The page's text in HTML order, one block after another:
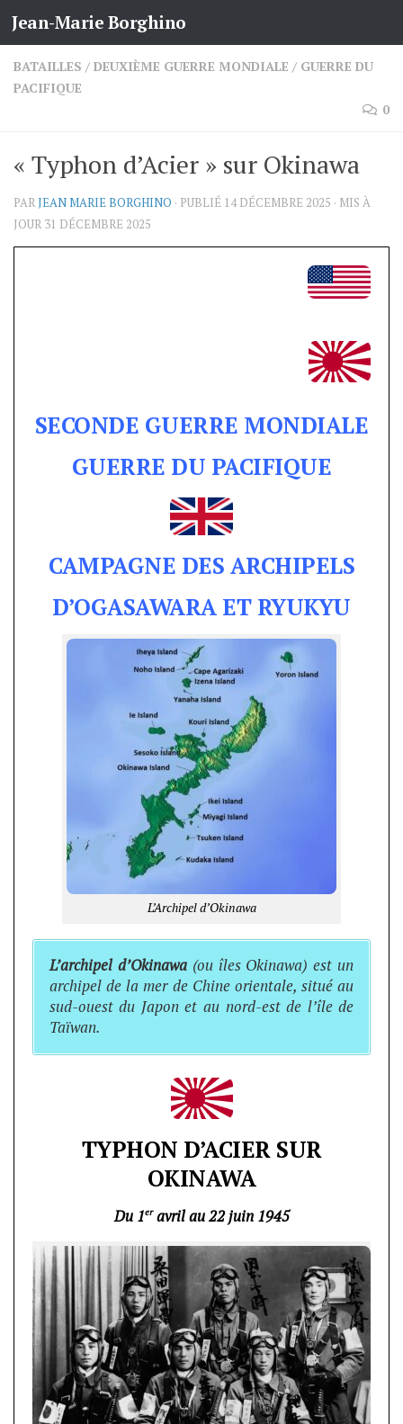
Skip to content
Jean-Marie Borghino
BATAILLES / DEUXIÈME GUERRE MONDIALE / GUERRE DU
PACIFIQUE
0
« Typhon d’Acier » sur Okinawa
PARJEAN MARIE BORGHINO · PUBLIÉ 14 DÉCEMBRE 2025 · MIS À
JOUR 31 DÉCEMBRE 2025
SECONDE GUERRE MONDIALE
GUERRE DU PACIFIQUE
CAMPAGNE DES ARCHIPELS
D’OGASAWARA ET RYUKYU
L’Archipel d’Okinawa
L’archipel d’Okinawa(ou îles Okinawa) est un
archipel de la mer de Chine orientale, situé au
sud-ouest du Japon et au nord-est de l’île de
Taïwan.
TYPHON D’ACIER SUR
OKINAWA
Du 1eravril au 22 juin 1945